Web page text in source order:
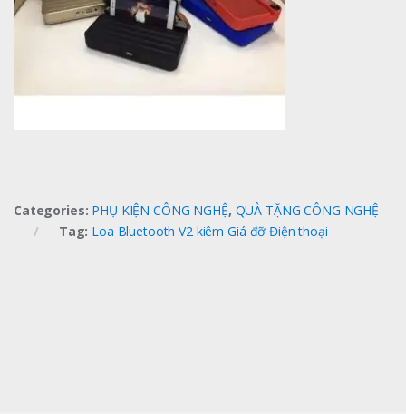
Categories: PHỤ KIỆN CÔNG NGHỆ, QUÀ TẶNG CÔNG NGHỆ
Tag: Loa Bluetooth V2 kiêm Giá đỡ Điện thoại